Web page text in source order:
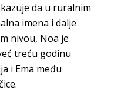
da u ruralnim
imena i dalje
nivou, Noa je
treću godinu
i Ema među